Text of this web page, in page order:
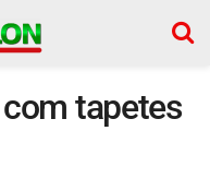
tapetes